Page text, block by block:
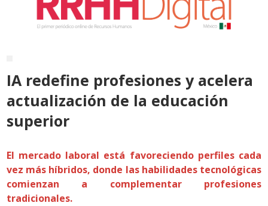
IA redefine profesiones y acelera
actualización de la educación
superior
El mercado laboral está favoreciendo perfiles cada
vez más híbridos, donde las habilidades tecnológicas
comienzan a complementar profesiones
tradicionales.